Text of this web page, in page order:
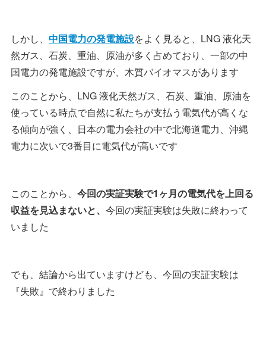
しかし、 中国電力の発電施設をよく見ると、LNG 液化天
然ガス、石炭、重油、原油が多く占めており、一部の中
国電力の発電施設ですが、木質バイオマスがあります
このことから、LNG 液化天然ガス、石炭、重油、原油を
使っている時点で自然に私たちが支払う電気代が高くな
る傾向が強く、日本の電力会社の中で北海道電力、沖縄
電力に次いで3番目に電気代が高いです
このことから、 今回の実証実験で1ヶ月の電気代を上回る
収益を見込まないと、 今回の実証実験は失敗に終わって
いました
でも、結論から出ていますけども、今回の実証実験は
『失敗』で終わりました